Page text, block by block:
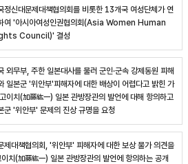
정신대문제대책협의회를 비롯한 13개국 여성단체가 연
여 '아시아여성인권협의회(Asia Women Human
Council)' 결성
외무부, 주한 일본대사를 불러 군인·군속 강제동원 피해
일본군 '위안부'피해자에 대한 배상이 어렵다고 밝힌 가
이치(加藤紘一) 일본 관방장관의 발언에 대해 항의하고
군 '위안부' 문제의 진상 규명을 요청
제대책협의회, '위안부' 피해자에 대한 보상 불가 의견을
치(加藤紘一) 일본 관방장관의 발언에 항의하는 공개